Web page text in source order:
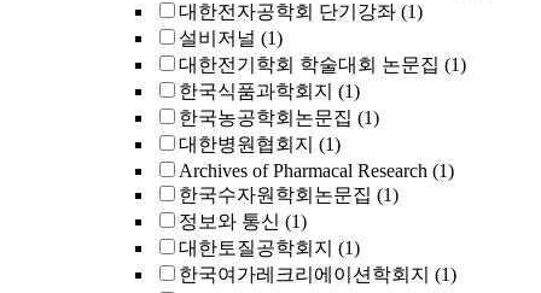
대한전자공학회 단기강좌 (1)
설비저널 (1)
대한전기학회 학술대회 논문집 (1)
한국식품과학회지 (1)
한국농공학회논문집 (1)
대한병원협회지 (1)
Archives of Pharmacal Research (1)
한국수자원학회논문집 (1)
정보와 통신 (1)
대한토질공학회지 (1)
한국여가레크리에이션학회지 (1)